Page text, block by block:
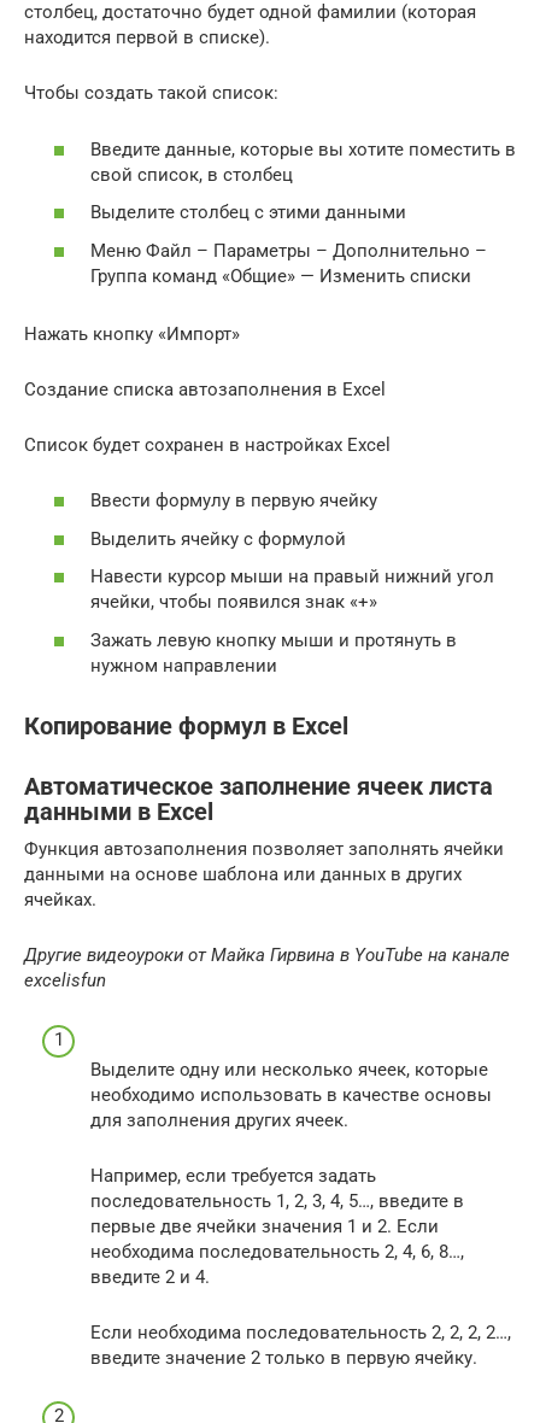
столбец, достаточно будет одной фамилии (которая
находится первой в списке).
Чтобы создать такой список:
Введите данные, которые вы хотите поместить в
свой список, в столбец
Выделите столбец с этими данными
Меню Файл – Параметры – Дополнительно –
Группа команд «Общие» — Изменить списки
Нажать кнопку «Импорт»
Создание списка автозаполнения в Excel
Список будет сохранен в настройках Excel
Ввести формулу в первую ячейку
Выделить ячейку с формулой
Навести курсор мыши на правый нижний угол
ячейки, чтобы появился знак «+»
Зажать левую кнопку мыши и протянуть в
нужном направлении
Копирование формул в Excel
Автоматическое заполнение ячеек листа
данными в Excel
Функция автозаполнения позволяет заполнять ячейки
данными на основе шаблона или данных в других
ячейках.
Другие видеоуроки от Майка Гирвина в YouTube на канале
excelisfun
Выделите одну или несколько ячеек, которые
необходимо использовать в качестве основы
для заполнения других ячеек.
Например, если требуется задать
последовательность 1, 2, 3, 4, 5…, введите в
первые две ячейки значения 1 и 2. Если
необходима последовательность 2, 4, 6, 8…,
введите 2 и 4.
Если необходима последовательность 2, 2, 2, 2…,
введите значение 2 только в первую ячейку.